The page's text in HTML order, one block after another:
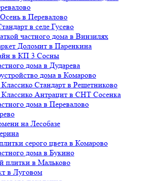
в Перевалово
в селе Гусево
частного дома в Винзилях
Доломит в Паренкина
в КП 3 Сосны
дома в Дударева
дома в Комарово
Стандарт в Решетниково
Классико Антрацит в СНТ Сосенка
дома в Перевалово
на Лесобазе
серого цвета в Комарово
дома в Букино
плитки в Мальково
в Луговом